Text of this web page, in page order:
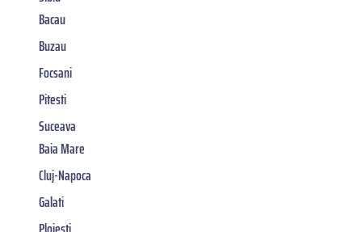
Bacau
Buzau
Focsani
Pitesti
Suceava
Baia Mare
Cluj-Napoca
Galati